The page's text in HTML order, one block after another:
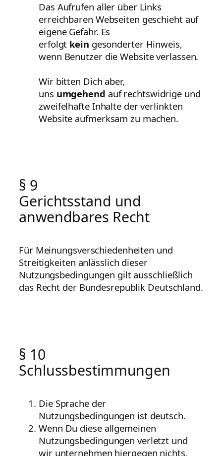
Das Aufrufen aller über Links
erreichbaren Webseiten geschieht auf
eigene Gefahr. Es
erfolgt kein gesonderter Hinweis,
wenn Benutzer die Website verlassen.
Wir bitten Dich aber,
uns umgehend auf rechtswidrige und
zweifelhafte Inhalte der verlinkten
Website aufmerksam zu machen.
§ 9
Gerichtsstand und
anwendbares Recht
Für Meinungsverschiedenheiten und
Streitigkeiten anlässlich dieser
Nutzungsbedingungen gilt ausschließlich
das Recht der Bundesrepublik Deutschland.
§ 10
Schlussbestimmungen
Die Sprache der
Nutzungsbedingungen ist deutsch.
Wenn Du diese allgemeinen
Nutzungsbedingungen verletzt und
wir unternehmen hiergegen nichts,